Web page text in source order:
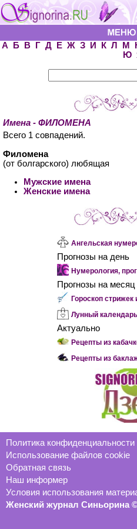
А Б В Г Д Е Ж З И К Л М
Ю
Имена - ФИЛОМЕНА
Всего 1 совпадений.
Филомена
(от болгарского) любящая
Мужские имена
Женские имена
Ангельская
Прогнозы на день
Нумерология,
Прогнозы на месяц
Гороскоп
Лунный
Актуально
Рецепты из
Рецепты из
Политика конфиденциальности
Использование файлов cookie
Обратная связь
Наш информер
Условия использования
Женский журнал Синьорина ©